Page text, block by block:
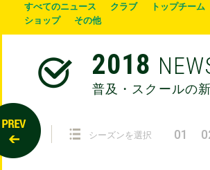
すべてのニュース クラブ トップチーム
ショップ
その他
2018
普及・スクールの
シーズンを選択 01